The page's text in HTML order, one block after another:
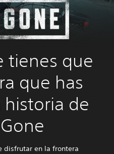
tienes que
que has
historia de
disfrutar en la frontera